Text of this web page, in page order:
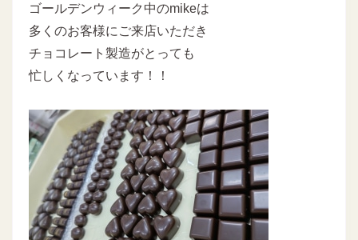
ゴールデンウィーク中のmikeは
多くのお客様にご来店いただき
チョコレート製造がとっても
忙しくなっています！！